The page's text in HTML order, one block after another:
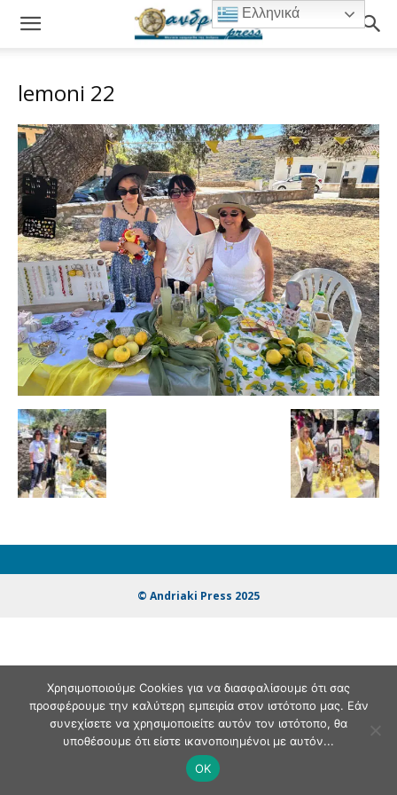
lemoni 22
© Andriaki Press 2025
Ελληνικά
Χρησιμοποιούμε Cookies για να διασφαλίσουμε ότι σας
προσφέρουμε την καλύτερη εμπειρία στον ιστότοπο μας. Εάν
συνεχίσετε να χρησιμοποιείτε αυτόν τον ιστότοπο, θα
υποθέσουμε ότι είστε ικανοποιημένοι με αυτόν...
OK